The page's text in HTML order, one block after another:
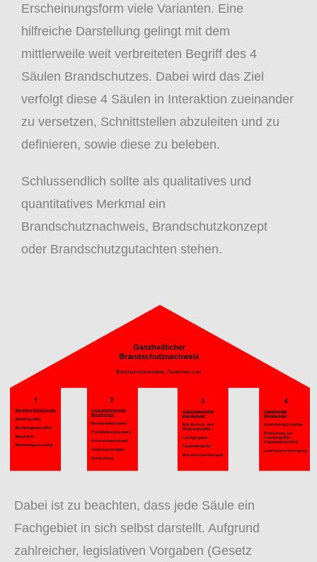
Erscheinungsform viele Varianten. Eine
hilfreiche Darstellung gelingt mit dem
mittlerweile weit verbreiteten Begriff des 4
Säulen Brandschutzes. Dabei wird das Ziel
verfolgt diese 4 Säulen in Interaktion zueinander
zu versetzen, Schnittstellen abzuleiten und zu
definieren, sowie diese zu beleben.
Schlussendlich sollte als qualitatives und
quantitatives Merkmal ein
Brandschutznachweis, Brandschutzkonzept
oder Brandschutzgutachten stehen.
Dabei ist zu beachten, dass jede Säule ein
Fachgebiet in sich selbst darstellt. Aufgrund
zahlreicher, legislativen Vorgaben (Gesetz